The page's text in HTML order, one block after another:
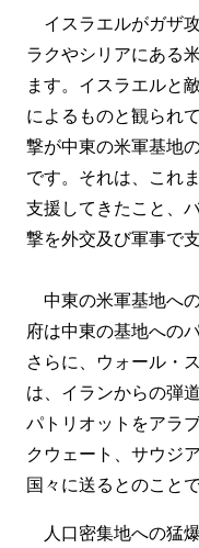
イスラエルがガザ
ラクやシリアにある
ます。イスラエルと
によるものと観られ
撃が中東の米軍基地
です。それは、これ
支援してきたこと、
撃を外交及び軍事で
中東の米軍基地へ
府は中東の基地への
さらに、ウォール・
は、イランからの弾
パトリオットをアラ
クウェート、サウジ
国々に送るとのこと
人口密集地への猛